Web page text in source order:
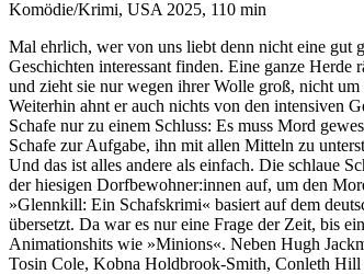
Komödie/Krimi, USA 2025, 110 min
Mal ehrlich, wer von uns liebt denn nicht eine gut
Geschichten interessant finden. Eine ganze
und zieht sie nur wegen ihrer Wolle groß, nicht um
Weiterhin ahnt er auch nichts von den intensiven
Schafe nur zu einem Schluss: Es muss Mord
Schafe zur Aufgabe, ihn mit allen Mitteln zu
Und das ist alles andere als einfach. Die schlaue
der hiesigen Dorfbewohner:innen auf, um den
»Glennkill: Ein Schafskrimi« basiert auf dem
übersetzt. Da war es nur eine Frage der Zeit, bis
Animationshits wie »Minions«. Neben Hugh
Tosin Cole, Kobna Holdbrook‑Smith, Conleth